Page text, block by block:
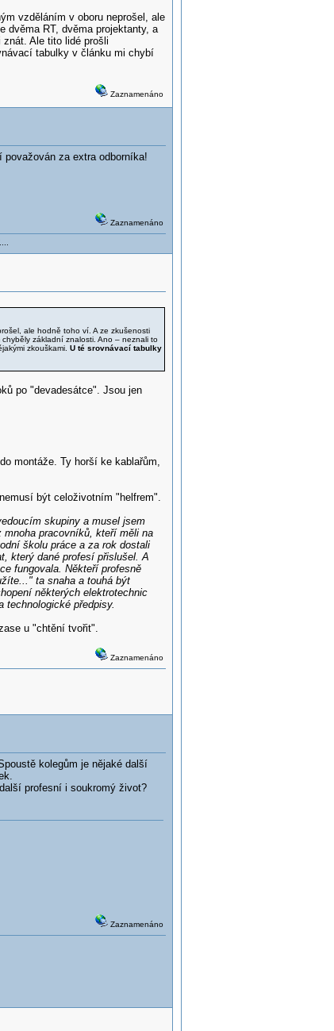
vzděláním v oboru neprošel, ale
dvěma RT, dvěma projektanty, a
Ale tito lidé prošli
tabulky v článku mi chybí
Zaznamenáno
považován za extra odborníka!
Zaznamenáno
ale hodně toho ví. A ze zkušenosti
základní znalosti. Ano – neznali to
zkouškami. U té srovnávací tabulky
po "devadesátce". Jsou jen
montáže. Ty horší ke kablařům,
být celoživotním "helfrem".
skupiny a musel jsem
pracovníků, kteří měli na
školu práce a za rok dostali
který dané profesí přislušel. A
fungovala. Někteří profesně
ta snaha a touhá být
některých elektrotechnic
předpisy.
u "chtění tvořit".
Zaznamenáno
kolegům je nějaké další
profesní i soukromý život?
Zaznamenáno